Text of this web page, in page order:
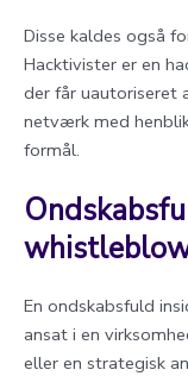
Disse kaldes også
Hacktivister er en
der får uautoriseret
netværk med
formål.
En ondskabsfuld
ansat i en
eller en strategisk